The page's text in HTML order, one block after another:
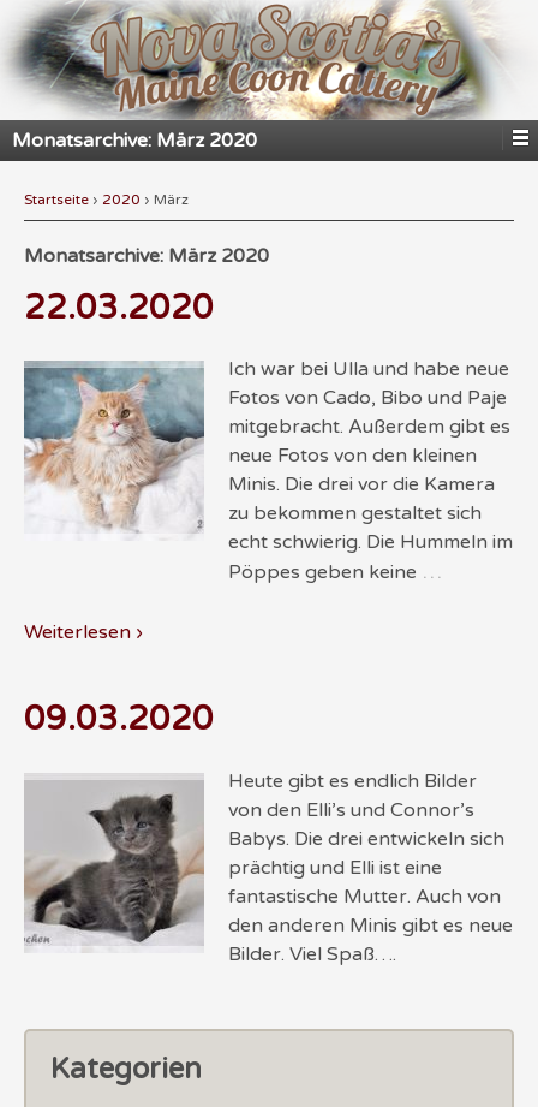
Monatsarchive: März 2020
Startseite › 2020 › März
Monatsarchive: März 2020
22.03.2020
Ich war bei Ulla und habe neue
Fotos von Cado, Bibo und Paje
mitgebracht. Außerdem gibt es
neue Fotos von den kleinen
Minis. Die drei vor die Kamera
zu bekommen gestaltet sich
echt schwierig. Die Hummeln im
Pöppes geben keine …
Weiterlesen ›
09.03.2020
Heute gibt es endlich Bilder
von den Elli’s und Connor’s
Babys. Die drei entwickeln sich
prächtig und Elli ist eine
fantastische Mutter. Auch von
den anderen Minis gibt es neue
Bilder. Viel Spaß….
Kategorien